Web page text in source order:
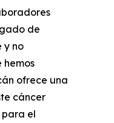
de
y no
hemos
ofrece una
cáncer
el